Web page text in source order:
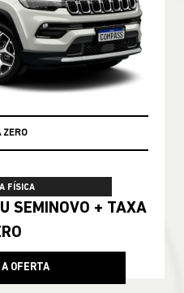
NO SEU USADO
FÍSICA
OFERTA